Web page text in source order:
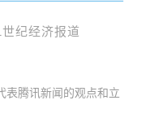
纪经济报道
表腾讯新闻的观点和立